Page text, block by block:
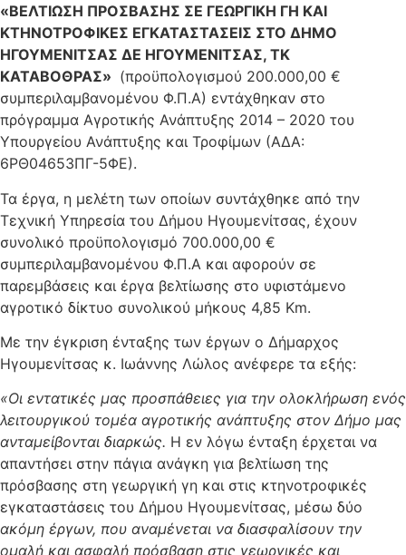
«ΒΕΛΤΙΩΣΗ ΠΡΟΣΒΑΣΗΣ ΣΕ ΓΕΩΡΓΙΚΗ ΓΗ ΚΑΙ
ΚΤΗΝΟΤΡΟΦΙΚΕΣ ΕΓΚΑΤΑΣΤΑΣΕΙΣ ΣΤΟ ΔΗΜΟ
ΗΓΟΥΜΕΝΙΤΣΑΣ ΔΕ ΗΓΟΥΜΕΝΙΤΣΑΣ, ΤΚ
ΚΑΤΑΒΟΘΡΑΣ» (προϋπολογισμού 200.000,00 €
συμπεριλαμβανομένου Φ.Π.Α) εντάχθηκαν στο
πρόγραμμα Αγροτικής Ανάπτυξης 2014 – 2020 του
Υπουργείου Ανάπτυξης και Τροφίμων (ΑΔΑ:
6ΡΘ04653ΠΓ-5ΦΕ).
Τα έργα, η μελέτη των οποίων συντάχθηκε από την
Τεχνική Υπηρεσία του Δήμου Ηγουμενίτσας, έχουν
συνολικό προϋπολογισμό 700.000,00 €
συμπεριλαμβανομένου Φ.Π.Α και αφορούν σε
παρεμβάσεις και έργα βελτίωσης στο υφιστάμενο
αγροτικό δίκτυο συνολικού μήκους 4,85 Km.
Με την έγκριση ένταξης των έργων ο Δήμαρχος
Ηγουμενίτσας κ. Ιωάννης Λώλος ανέφερε τα εξής:
«Οι εντατικές μας προσπάθειες για την ολοκλήρωση ενός
λειτουργικού τομέα αγροτικής ανάπτυξης στον Δήμο μας
ανταμείβονται διαρκώς. Η εν λόγω ένταξη έρχεται να
απαντήσει στην πάγια ανάγκη για βελτίωση της
πρόσβασης στη γεωργική γη και στις κτηνοτροφικές
εγκαταστάσεις του Δήμου Ηγουμενίτσας, μέσω δύο
ακόμη έργων, που αναμένεται να διασφαλίσουν την
ομαλή και ασφαλή πρόσβαση στις γεωργικές και